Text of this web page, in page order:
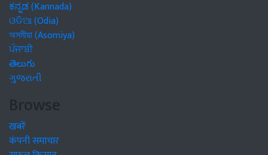
ಕನ್ನಡ (Kannada)
ଓଡିଆ (Odia)
অসমীয়া (Asomiya)
ਪੰਜਾਬੀ
తెలుగు
ગુજરાતી
Browse
खबरें
कंपनी समाचार